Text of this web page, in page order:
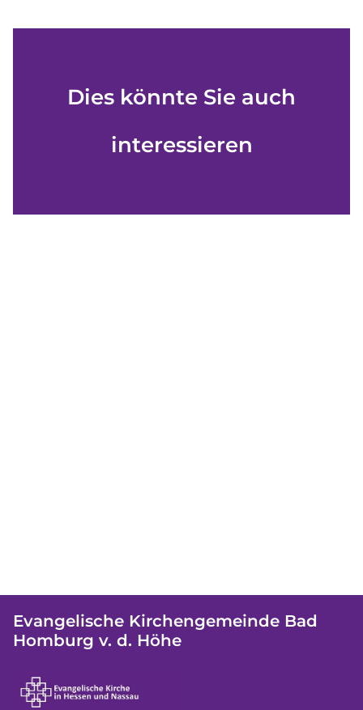
Dies könnte Sie auch
interessieren
Evangelische Kirchengemeinde Bad
Homburg v. d. Höhe